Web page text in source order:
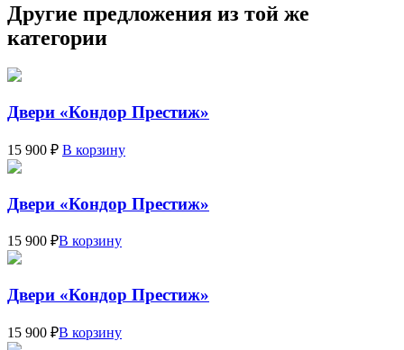
Другие предложения из той же
категории
Двери «Кондор Престиж»
15 900 ₽ В корзину
Двери «Кондор Престиж»
15 900 ₽В корзину
Двери «Кондор Престиж»
15 900 ₽В корзину